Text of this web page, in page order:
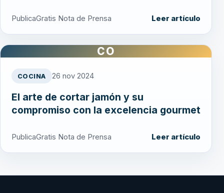
PublicaGratis Nota de Prensa Leer artículo
CO
COCINA 26 nov 2024
El arte de cortar jamón y su
compromiso con la excelencia gourmet
PublicaGratis Nota de Prensa Leer artículo